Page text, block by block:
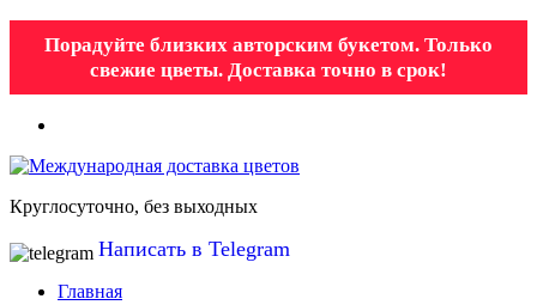
Порадуйте близких авторским букетом. Только
свежие цветы. Доставка точно в срок!
Круглосуточно, без выходных
Написать в Telegram
Главная